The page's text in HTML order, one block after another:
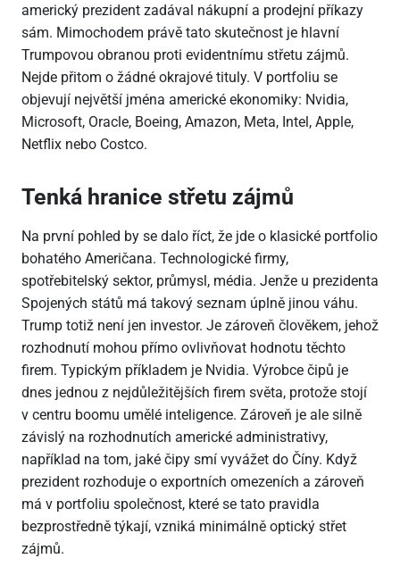
americký prezident zadával nákupní a prodejní příkazy
sám. Mimochodem právě tato skutečnost je hlavní
Trumpovou obranou proti evidentnímu střetu zájmů.
Nejde přitom o žádné okrajové tituly. V portfoliu se
objevují největší jména americké ekonomiky: Nvidia,
Microsoft, Oracle, Boeing, Amazon, Meta, Intel, Apple,
Netflix nebo Costco.
Tenká hranice střetu zájmů
Na první pohled by se dalo říct, že jde o klasické portfolio
bohatého Američana. Technologické firmy,
spotřebitelský sektor, průmysl, média. Jenže u prezidenta
Spojených států má takový seznam úplně jinou váhu.
Trump totiž není jen investor. Je zároveň člověkem, jehož
rozhodnutí mohou přímo ovlivňovat hodnotu těchto
firem. Typickým příkladem je Nvidia. Výrobce čipů je
dnes jednou z nejdůležitějších firem světa, protože stojí
v centru boomu umělé inteligence. Zároveň je ale silně
závislý na rozhodnutích americké administrativy,
například na tom, jaké čipy smí vyvážet do Číny. Když
prezident rozhoduje o exportních omezeních a zároveň
má v portfoliu společnost, které se tato pravidla
bezprostředně týkají, vzniká minimálně optický střet
zájmů.